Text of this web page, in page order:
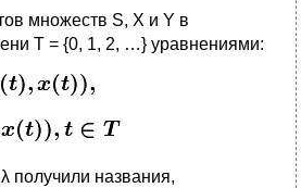
множеств S, X и Y в
T = {0, 1, 2, …} уравнениями:
получили названия,